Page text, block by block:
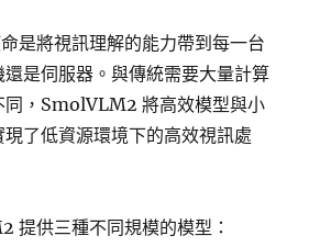
是將視訊理解的能力帶到每一台
是伺服器。與傳統需要大量計算
同，SmolVLM2 將高效模型與小
了低資源環境下的高效視訊處
提供三種不同規模的模型：